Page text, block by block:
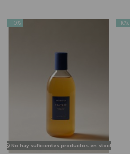
-10%
No hay suficientes productos en stock
-10%